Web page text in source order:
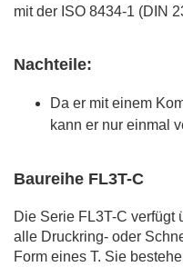
mit der ISO 8434-1 (DIN
Nachteile:
Da er mit einem
kann er nur einmal
Baureihe FL3T-C
Die Serie FL3T-C verfügt
alle Druckring- oder
Form eines T. Sie